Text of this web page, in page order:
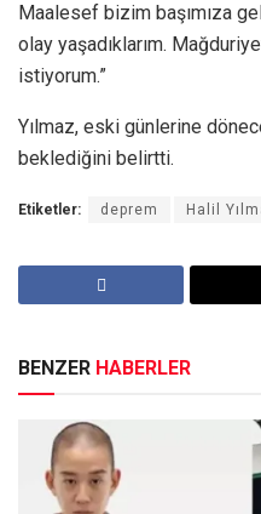
Maalesef bizim başımıza
olay yaşadıklarım.
istiyorum.”
Yılmaz, eski günlerine
beklediğini belirtti.
Etiketler: deprem Halil
BENZER HABERLER